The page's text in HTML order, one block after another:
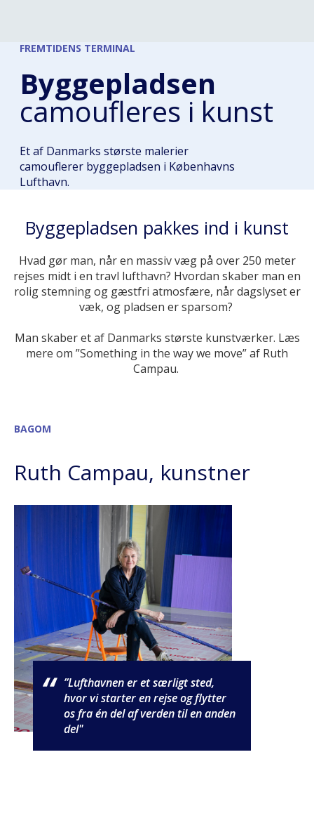
FREMTIDENS TERMINAL
Byggepladsen
camoufleres i kunst
Et af Danmarks største malerier
camouflerer byggepladsen i Københavns
Lufthavn.
Byggepladsen pakkes ind i kunst
Hvad gør man, når en massivvæg på over 250 meter
rejses midt i en travl lufthavn? Hvordan skaber man en
rolig stemning og gæstfri atmosfære, når dagslyset er
væk, og pladsen er sparsom?
Man skaber et af Danmarks største kunstværker. Læs
mere om ”Something in the way we move”af Ruth
Campau.
BAGOM
Ruth Campau, kunstner
”Lufthavnen er et særligt sted,
hvor vi starter en rejse og flytter
os fra én del af verden til en anden
del"